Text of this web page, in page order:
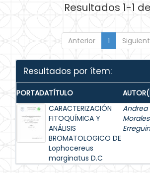
Resultados 1-1 de
Anterior 1
Resultados por ítem:
PORTADATÍTULO
CARACTERIZACIÓN
FITOQUÍMICA Y
ANÁLISIS
BROMATOLOGICO DE
Lophocereus
marginatus D.C
Andrea
Morales
Erreguin